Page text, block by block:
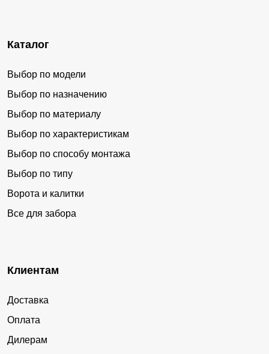
Каталог
Выбор по модели
Выбор по назначению
Выбор по материалу
Выбор по характеристикам
Выбор по способу монтажа
Выбор по типу
Ворота и калитки
Все для забора
Клиентам
Доставка
Оплата
Дилерам